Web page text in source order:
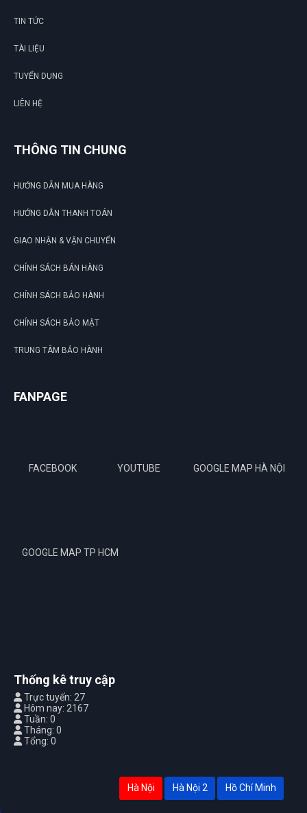
TIN TỨC
TÀI LIỆU
TUYỂN DỤNG
LIÊN HỆ
THÔNG TIN CHUNG
HƯỚNG DẪN MUA HÀNG
HƯỚNG DẪN THANH TOÁN
GIAO NHẬN & VẬN CHUYỂN
CHÍNH SÁCH BÁN HÀNG
CHÍNH SÁCH BẢO HÀNH
CHÍNH SÁCH BẢO MẬT
TRUNG TÂM BẢO HÀNH
FANPAGE
FACEBOOK YOUTUBE GOOGLE MAP HÀ NỘI
GOOGLE MAP TP HCM
Thống kê truy cập
Trực tuyến: 27
Hôm nay: 2167
Tuần: 0
Tháng: 0
Tổng: 0
Hà Nội Hà Nội 2 Hồ Chí Minh